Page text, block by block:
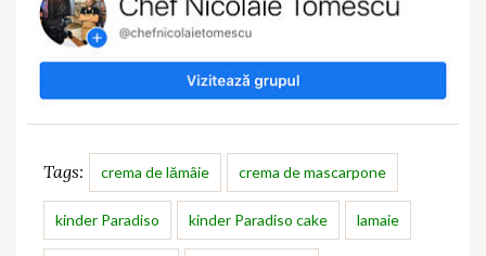
Tags: crema de lămâie crema de mascarpone
kinder Paradiso kinder Paradiso cake lamaie